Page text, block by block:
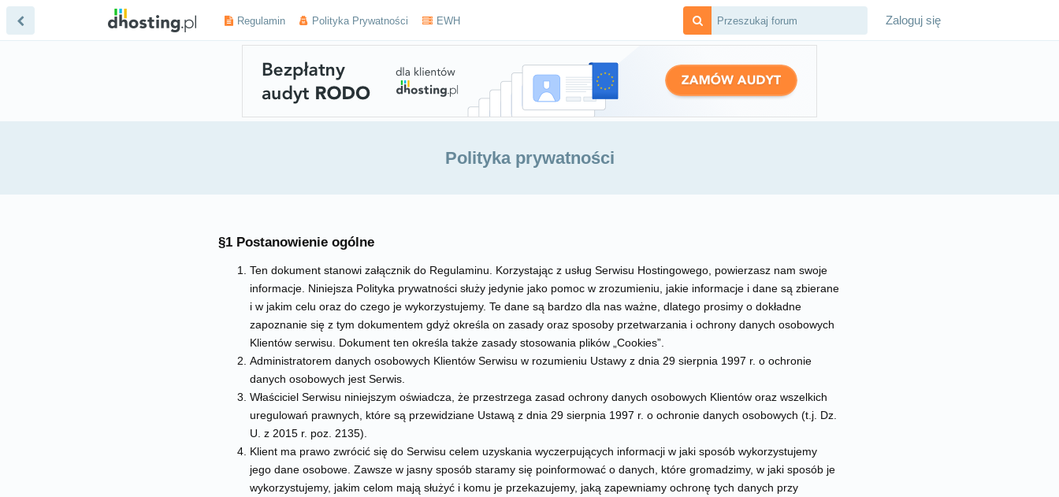
Regulamin Polityka Prywatności EWH Zaloguj się
Polityka prywatności
§1 Postanowienie ogólne
Ten dokument stanowi załącznik do Regulaminu. Korzystając z usług Serwisu Hostingowego, powierzasz nam swoje
informacje. Niniejsza Polityka prywatności służy jedynie jako pomoc w zrozumieniu, jakie informacje i dane są zbierane
i w jakim celu oraz do czego je wykorzystujemy. Te dane są bardzo dla nas ważne, dlatego prosimy o dokładne
zapoznanie się z tym dokumentem gdyż określa on zasady oraz sposoby przetwarzania i ochrony danych osobowych
Klientów serwisu. Dokument ten określa także zasady stosowania plików „Cookies”.
Administratorem danych osobowych Klientów Serwisu w rozumieniu Ustawy z dnia 29 sierpnia 1997 r. o ochronie
danych osobowych jest Serwis.
Właściciel Serwisu niniejszym oświadcza, że przestrzega zasad ochrony danych osobowych Klientów oraz wszelkich
uregulowań prawnych, które są przewidziane Ustawą z dnia 29 sierpnia 1997 r. o ochronie danych osobowych (t.j. Dz.
U. z 2015 r. poz. 2135).
Klient ma prawo zwrócić się do Serwisu celem uzyskania wyczerpujących informacji w jaki sposób wykorzystujemy
jego dane osobowe. Zawsze w jasny sposób staramy się poinformować o danych, które gromadzimy, w jaki sposób je
wykorzystujemy, jakim celom mają służyć i komu je przekazujemy, jaką zapewniamy ochronę tych danych przy